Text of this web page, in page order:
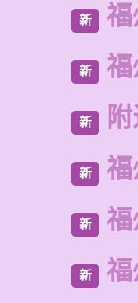
新
新
新
新
新
新